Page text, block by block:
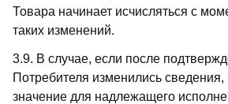
Товара начинает исчисляться с
таких изменений.
3.9. В случае, если после
Потребителя изменились
значение для надлежащего